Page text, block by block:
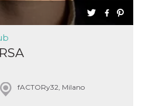
fACTORy32, Milano